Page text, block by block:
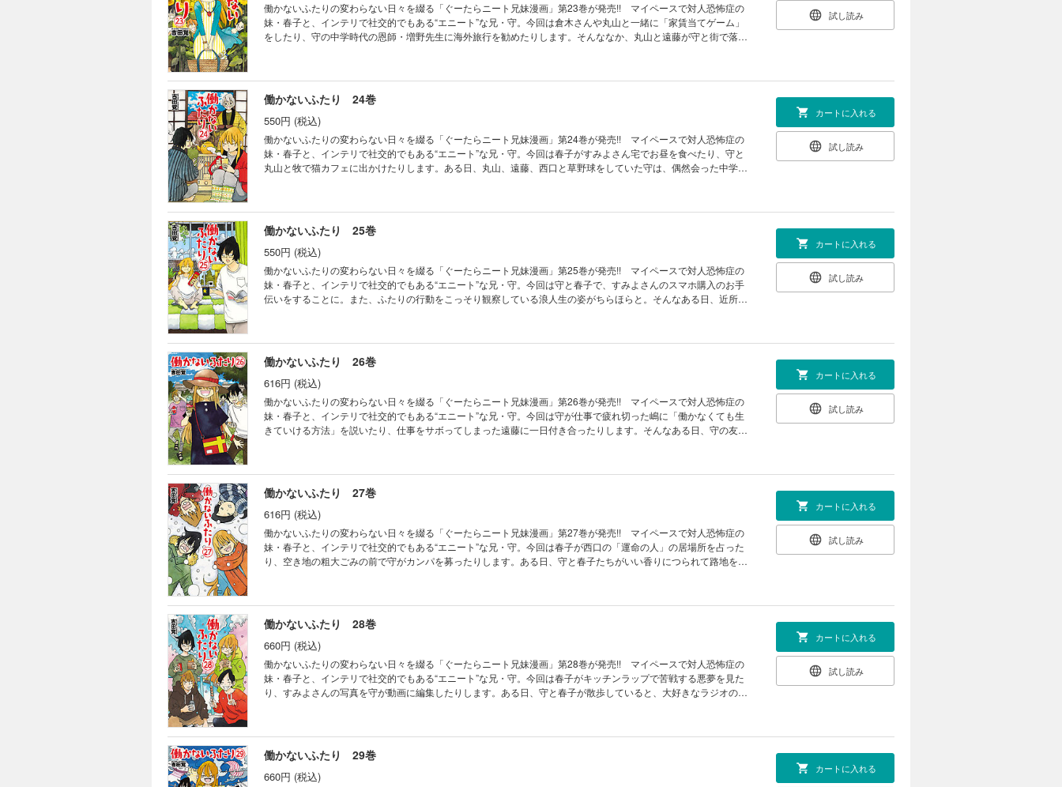
働かないふたりの変わらない日々を綴る「ぐーたらニート兄妹漫画」第23巻が発売!! マイペースで対人恐怖症の
妹・春子と、インテリで社交的でもある“エニート”な兄・守。今回は倉木さんや丸山と一緒に「家賃当てゲーム」
をしたり、守の中学時代の恩師・増野先生に海外旅行を勧めたりします。そんななか、丸山と遠藤が守と街で落ち
試し読み
働かないふたり 24巻
550円 (税込)
働かないふたりの変わらない日々を綴る「ぐーたらニート兄妹漫画」第24巻が発売!! マイペースで対人恐怖症の
妹・春子と、インテリで社交的でもある“エニート”な兄・守。今回は春子がすみよさん宅でお昼を食べたり、守と
丸山と牧で猫カフェに出かけたりします。ある日、丸山、遠藤、西口と草野球をしていた守は、偶然会った中学時
カートに入れる
試し読み
働かないふたり 25巻
550円 (税込)
働かないふたりの変わらない日々を綴る「ぐーたらニート兄妹漫画」第25巻が発売!! マイペースで対人恐怖症の
妹・春子と、インテリで社交的でもある“エニート”な兄・守。今回は守と春子で、すみよさんのスマホ購入のお手
伝いをすることに。また、ふたりの行動をこっそり観察している浪人生の姿がちらほらと。そんなある日、近所に
カートに入れる
試し読み
働かないふたり 26巻
616円 (税込)
働かないふたりの変わらない日々を綴る「ぐーたらニート兄妹漫画」第26巻が発売!! マイペースで対人恐怖症の
妹・春子と、インテリで社交的でもある“エニート”な兄・守。今回は守が仕事で疲れ切った嶋に「働かなくても生
きていける方法」を説いたり、仕事をサボってしまった遠藤に一日付き合ったりします。そんなある日、守の友
カートに入れる
試し読み
働かないふたり 27巻
616円 (税込)
働かないふたりの変わらない日々を綴る「ぐーたらニート兄妹漫画」第27巻が発売!! マイペースで対人恐怖症の
妹・春子と、インテリで社交的でもある“エニート”な兄・守。今回は春子が西口の「運命の人」の居場所を占った
り、空き地の粗大ごみの前で守がカンパを募ったりします。ある日、守と春子たちがいい香りにつられて路地を抜
カートに入れる
試し読み
働かないふたり 28巻
660円 (税込)
働かないふたりの変わらない日々を綴る「ぐーたらニート兄妹漫画」第28巻が発売!! マイペースで対人恐怖症の
妹・春子と、インテリで社交的でもある“エニート”な兄・守。今回は春子がキッチンラップで苦戦する悪夢を見た
り、すみよさんの写真を守が動画に編集したりします。ある日、守と春子が散歩していると、大好きなラジオのパ
カートに入れる
試し読み
働かないふたり 29巻
660円 (税込)
カートに入れる